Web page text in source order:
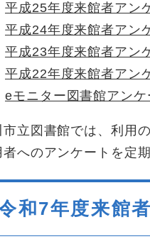
平成25年度来館者アン
平成24年度来館者アン
平成23年度来館者アン
平成22年度来館者アン
eモニター図書館アンケ
市立図書館では、利用
者へのアンケートを定
和7年度来館